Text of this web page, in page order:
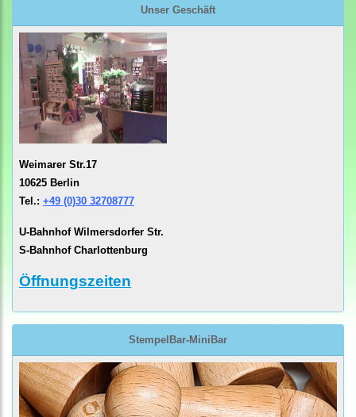
Unser Geschäft
Weimarer Str.17
10625 Berlin
Tel.: +49 (0)30 32708777
U-Bahnhof Wilmersdorfer Str.
S-Bahnhof Charlottenburg
Öffnungszeiten
StempelBar-MiniBar